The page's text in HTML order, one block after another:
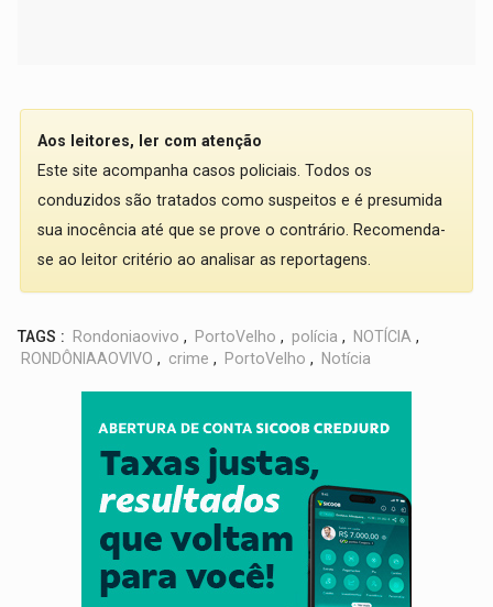
Aos leitores, ler com atenção
Este site acompanha casos policiais. Todos os
conduzidos são tratados como suspeitos e é presumida
sua inocência até que se prove o contrário. Recomenda-
se ao leitor critério ao analisar as reportagens.
TAGS : Rondoniaovivo , PortoVelho , polícia , NOTÍCIA ,
RONDÔNIAAOVIVO , crime , PortoVelho , Notícia